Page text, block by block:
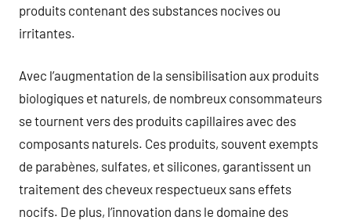
produits contenant des substances nocives ou
irritantes.
Avec l’augmentation de la sensibilisation aux produits
biologiques et naturels, de nombreux consommateurs
se tournent vers des produits capillaires avec des
composants naturels. Ces produits, souvent exempts
de parabènes, sulfates, et silicones, garantissent un
traitement des cheveux respectueux sans effets
nocifs. De plus, l’innovation dans le domaine des